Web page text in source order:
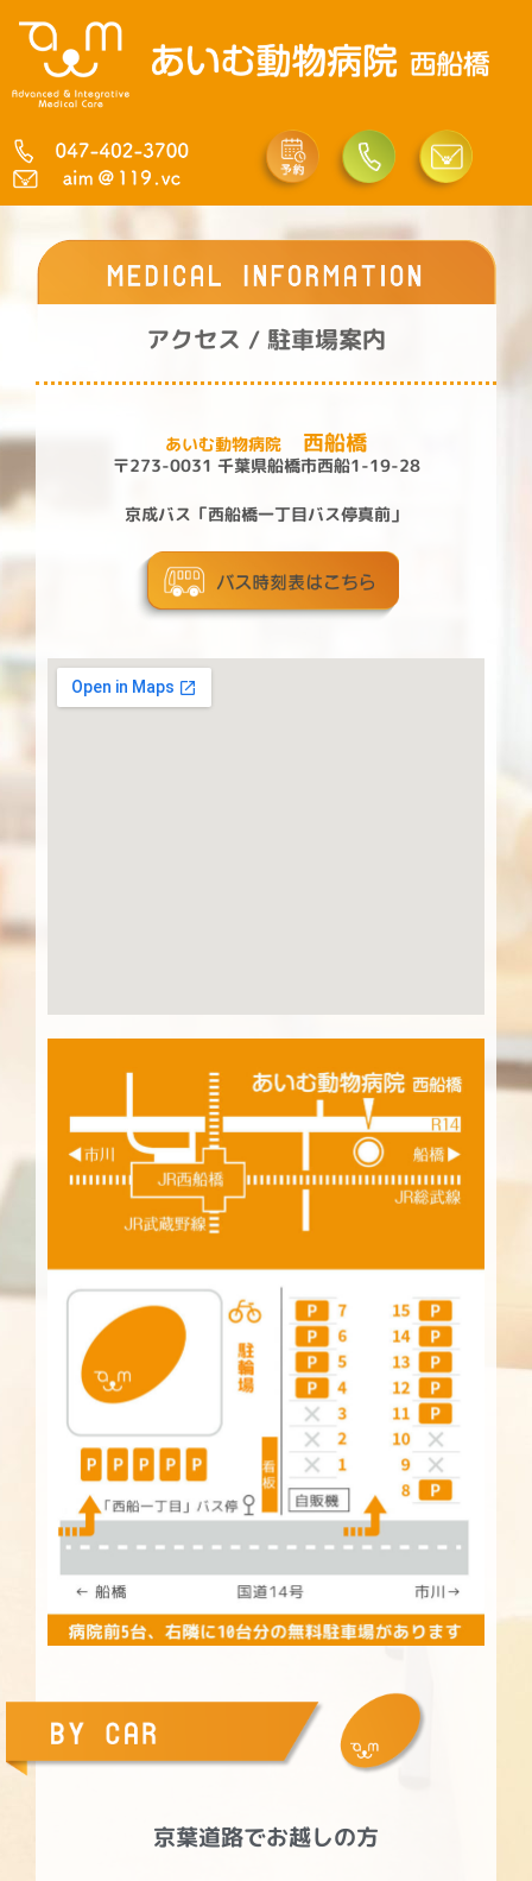
ス
ッ
プ
アクセス / 駐車場案内
あいむ動物病院 西船橋
〒273-0031 千葉県船橋市西船1-19-28
京成バス「西船橋一丁目バス停真前」
京葉道路でお越しの方